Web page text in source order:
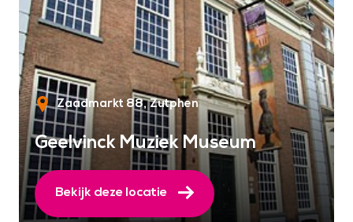
Zaadmarkt 88 Zutphen
Geelvinck Muziek Museum
Bekijk deze locatie